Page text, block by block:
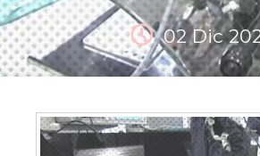
02 Dic